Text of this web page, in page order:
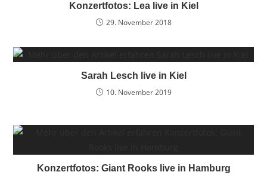
Konzertfotos: Lea live in Kiel
29. November 2018
Sarah Lesch live in Kiel
10. November 2019
Konzertfotos: Giant Rooks live in Hamburg